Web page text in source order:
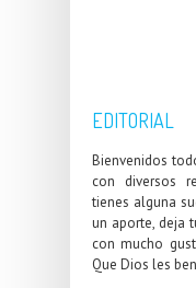
EDITORIAL
Bienvenidos
con diversos
tienes alguna
un aporte, deja
con mucho
Que Dios les